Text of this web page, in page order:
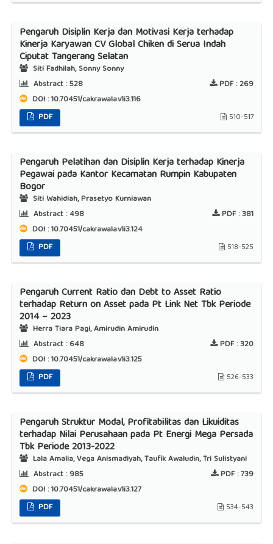
Pengaruh Disiplin Kerja dan Motivasi Kerja terhadap
Kinerja Karyawan CV Global Chiken di Serua Indah
Ciputat Tangerang Selatan
Siti Fadhilah, Sonny Sonny
Abstract :528 PDF :269
DOI : 10.70451/cakrawala.v1i3.116
PDF
510-517
Pengaruh Pelatihan dan Disiplin Kerja terhadap Kinerja
Pegawai pada Kantor Kecamatan Rumpin Kabupaten
Bogor
Siti Wahidiah, Prasetyo Kurniawan
Abstract :498 PDF :381
DOI : 10.70451/cakrawala.v1i3.124
PDF
518-525
Pengaruh Current Ratio dan Debt to Asset Ratio
terhadap Return on Asset pada Pt Link Net Tbk Periode
2014 – 2023
Herra Tiara Pagi, Amirudin Amirudin
Abstract :648 PDF :320
DOI : 10.70451/cakrawala.v1i3.125
PDF
526-533
Pengaruh Struktur Modal, Profitabilitas dan Likuiditas
terhadap Nilai Perusahaan pada Pt Energi Mega Persada
Tbk Periode 2013-2022
Lala Amalia, Vega Anismadiyah, Taufik Awaludin, Tri Sulistyani
Abstract :985 PDF :739
DOI : 10.70451/cakrawala.v1i3.127
PDF
534-543